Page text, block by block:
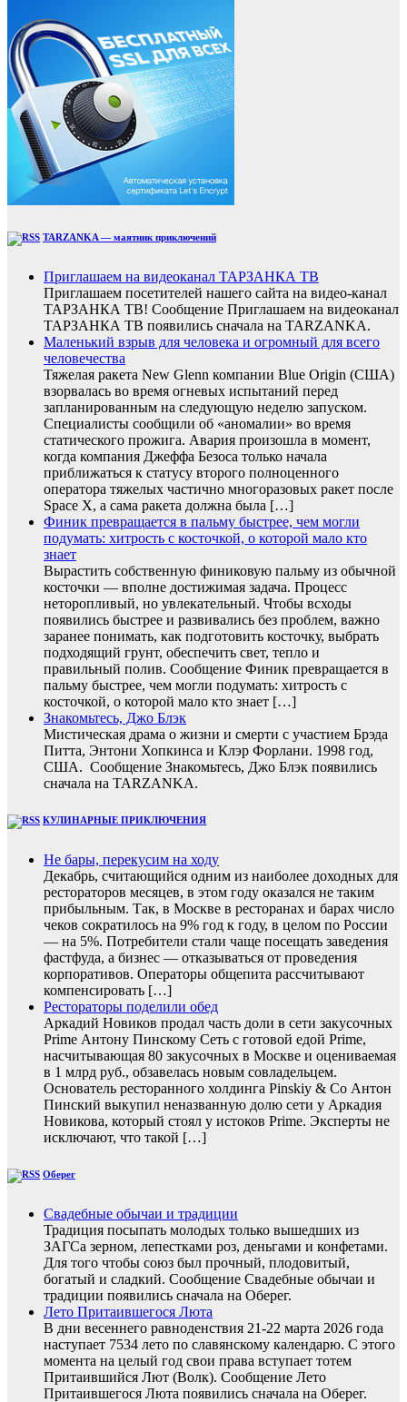
TARZANKA — маятник приключений
Приглашаем на видеоканал ТАРЗАНКА ТВ
Приглашаем посетителей нашего сайта на видео-канал
ТАРЗАНКА ТВ! Сообщение Приглашаем на видеоканал
ТАРЗАНКА ТВ появились сначала на TARZANKA.
Маленький взрыв для человека и огромный для всего
человечества
Тяжелая ракета New Glenn компании Blue Origin (США)
взорвалась во время огневых испытаний перед
запланированным на следующую неделю запуском.
Специалисты сообщили об «аномалии» во время
статического прожига. Авария произошла в момент,
когда компания Джеффа Безоса только начала
приближаться к статусу второго полноценного
оператора тяжелых частично многоразовых ракет после
Space X, а сама ракета должна была […]
Финик превращается в пальму быстрее, чем могли
подумать: хитрость с косточкой, о которой мало кто
знает
Вырастить собственную финиковую пальму из обычной
косточки — вполне достижимая задача. Процесс
неторопливый, но увлекательный. Чтобы всходы
появились быстрее и развивались без проблем, важно
заранее понимать, как подготовить косточку, выбрать
подходящий грунт, обеспечить свет, тепло и
правильный полив. Сообщение Финик превращается в
пальму быстрее, чем могли подумать: хитрость с
косточкой, о которой мало кто знает […]
Знакомьтесь, Джо Блэк
Мистическая драма о жизни и смерти с участием Брэда
Питта, Энтони Хопкинса и Клэр Форлани. 1998 год,
США. Сообщение Знакомьтесь, Джо Блэк появились
сначала на TARZANKA.
КУЛИНАРНЫЕ ПРИКЛЮЧЕНИЯ
Не бары, перекусим на ходу
Декабрь, считающийся одним из наиболее доходных для
рестораторов месяцев, в этом году оказался не таким
прибыльным. Так, в Москве в ресторанах и барах число
чеков сократилось на 9% год к году, в целом по России
— на 5%. Потребители стали чаще посещать заведения
фастфуда, а бизнес — отказываться от проведения
корпоративов. Операторы общепита рассчитывают
компенсировать […]
Рестораторы поделили обед
Аркадий Новиков продал часть доли в сети закусочных
Prime Антону Пинскому Сеть с готовой едой Prime,
насчитывающая 80 закусочных в Москве и оцениваемая
в 1 млрд руб., обзавелась новым совладельцем.
Основатель ресторанного холдинга Pinskiy & Co Антон
Пинский выкупил неназванную долю сети у Аркадия
Новикова, который стоял у истоков Prime. Эксперты не
исключают, что такой […]
Оберег
Свадебные обычаи и традиции
Традиция посыпать молодых только вышедших из
ЗАГСа зерном, лепестками роз, деньгами и конфетами.
Для того чтобы союз был прочный, плодовитый,
богатый и сладкий. Сообщение Свадебные обычаи и
традиции появились сначала на Оберег.
Лето Притаившегося Люта
В дни весеннего равноденствия 21-22 марта 2026 года
наступает 7534 лето по славянскому календарю. С этого
момента на целый год свои права вступает тотем
Притаившийся Лют (Волк). Сообщение Лето
Притаившегося Люта появились сначала на Оберег.